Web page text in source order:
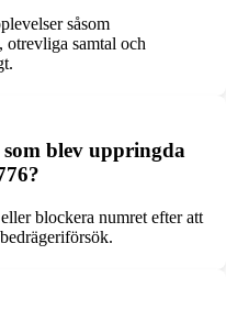
såsom
otrevliga samtal och
blev uppringda
blockera numret efter att